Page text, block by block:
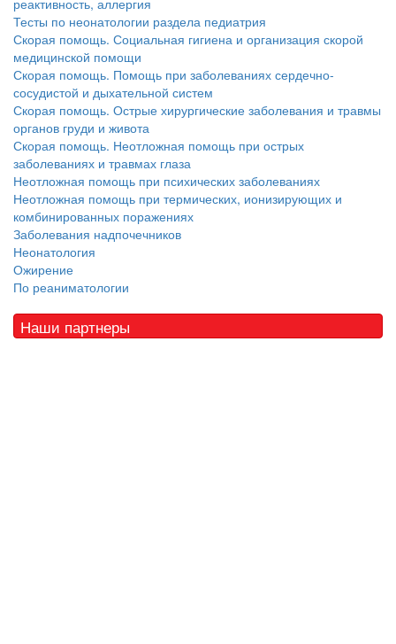
реактивность, аллергия
Тесты по неонатологии раздела педиатрия
Скорая помощь. Социальная гигиена и организация скорой
медицинской помощи
Скорая помощь. Помощь при заболеваниях сердечно-
сосудистой и дыхательной систем
Скорая помощь. Острые хирургические заболевания и травмы
органов груди и живота
Скорая помощь. Неотложная помощь при острых
заболеваниях и травмах глаза
Неотложная помощь при психических заболеваниях
Неотложная помощь при термических, ионизирующих и
комбинированных поражениях
Заболевания надпочечников
Неонатология
Ожирение
По реаниматологии
Наши партнеры